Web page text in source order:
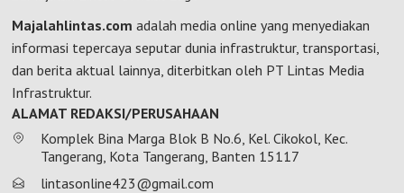
Majalahlintas.com adalah media online yang menyediakan
informasi tepercaya seputar dunia infrastruktur, transportasi,
dan berita aktual lainnya, diterbitkan oleh PT Lintas Media
Infrastruktur.
ALAMAT REDAKSI/PERUSAHAAN
Komplek Bina Marga Blok B No.6, Kel. Cikokol, Kec.
Tangerang, Kota Tangerang, Banten 15117
lintasonline423@gmail.com